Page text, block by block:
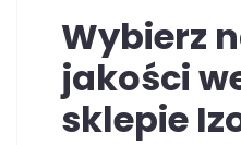
Wybierz
jakości
sklepie